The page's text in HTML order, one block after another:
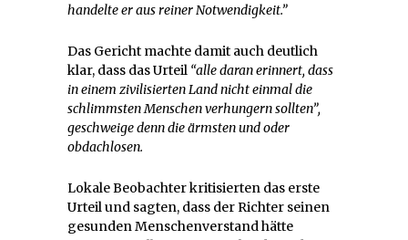
handelte er aus reiner Notwendigkeit.”
Das Gericht machte damit auch deutlich
klar, dass das Urteil “alle daran erinnert, dass
in einem zivilisierten Land nicht einmal die
schlimmsten Menschen verhungern sollten”,
geschweige denn die ärmsten und oder
obdachlosen.
Lokale Beobachter kritisierten das erste
Urteil und sagten, dass der Richter seinen
gesunden Menschenverstand hätte